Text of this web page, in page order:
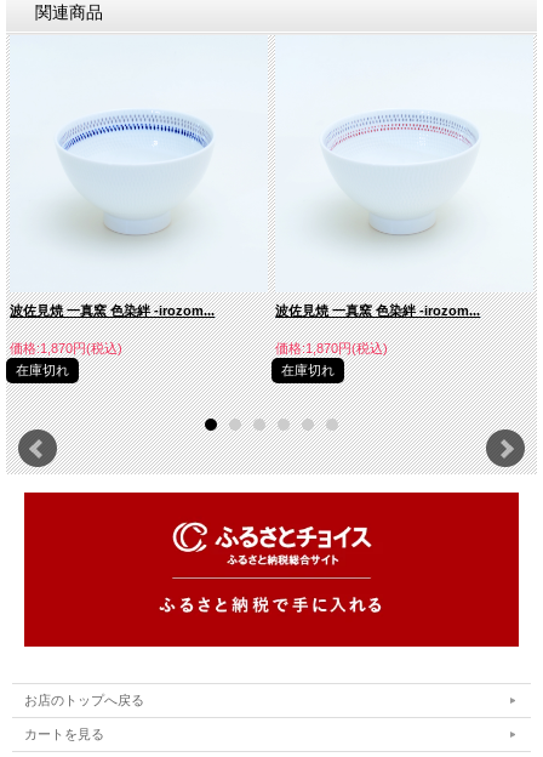
関連商品
波佐見焼 一真窯 色染絆 -irozom...
価格:1,870円(税込)
在庫切れ
波佐見焼 一真窯 色染絆 -irozom...
価格:1,870円(税込)
在庫切れ
お店のトップへ戻る
カートを見る